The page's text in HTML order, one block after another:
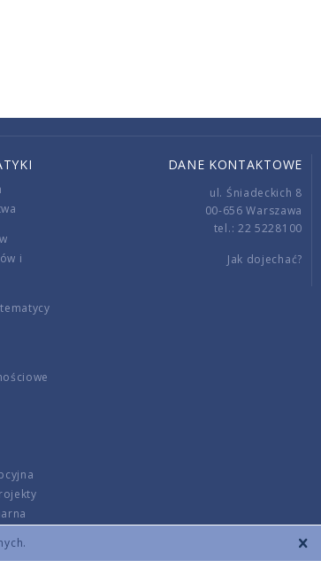
i
DANE KONTAKTOWE
ul. Śniadeckich 8
00-656 Warszawa
tel.: 22 5228100
Jak dojechać?